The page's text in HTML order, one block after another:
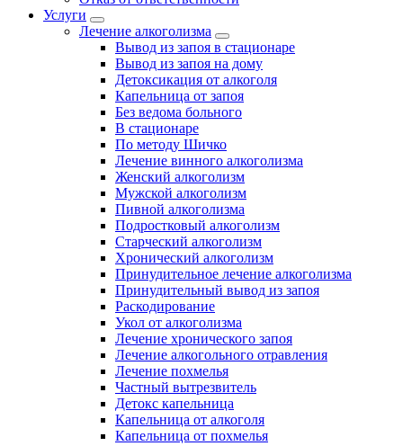
Услуги
Лечение алкоголизма
Вывод из запоя в стационаре
Вывод из запоя на дому
Детоксикация от алкоголя
Капельница от запоя
Без ведома больного
В стационаре
По методу Шичко
Лечение винного алкоголизма
Женский алкоголизм
Мужской алкоголизм
Пивной алкоголизма
Подростковый алкоголизм
Старческий алкоголизм
Хронический алкоголизм
Принудительное лечение алкоголизма
Принудительный вывод из запоя
Раскодирование
Укол от алкоголизма
Лечение хронического запоя
Лечение алкогольного отравления
Лечение похмелья
Частный вытрезвитель
Детокс капельница
Капельница от алкоголя
Капельница от похмелья